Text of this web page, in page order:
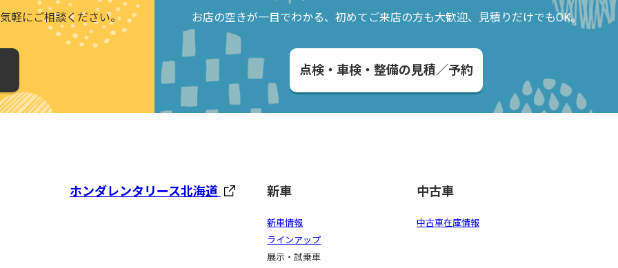
軽にご相談ください。 お店の空きが一目でわかる、 初めてご来店の方も大歓迎、見積りだけでもOK。
点検・車検・整備の見積／予約
ホンダレンタリース北海道 新車
新車情報
ラインアップ
展示・試乗車
中古車
中古車在庫情報